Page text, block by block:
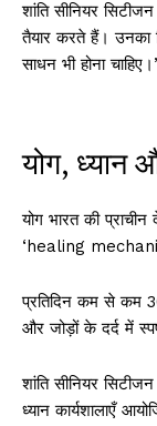
शांति सीनियर
तैयार करते हैं। उनका
साधन भी होना
योग, ध्यान
योग भारत की प्राचीन
‘healing
प्रतिदिन कम से कम
और जोड़ों के दर्द में
शांति सीनियर
ध्यान कार्यशालाएँ